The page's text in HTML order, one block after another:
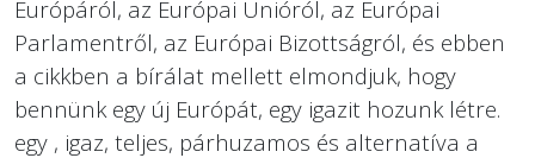
Európáról, az Európai Unióról, az Európai
Parlamentről, az Európai Bizottságról, és ebben
a cikkben a bírálat mellett elmondjuk, hogy
bennünk egy új Európát, egy igazit hozunk létre.
egy , igaz, teljes, párhuzamos és alternatíva a